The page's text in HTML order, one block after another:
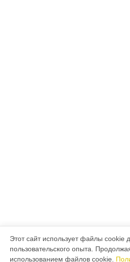
Этот сайт использует файлы cookie
пользовательского опыта.
использованием файлов cookie.